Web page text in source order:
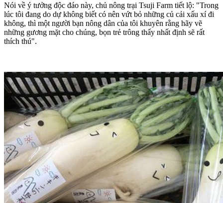
Nói về ý tưởng độc đáo này, chủ nông trại Tsuji Farm tiết lộ: "Trong
lúc tôi đang do dự không biết có nên vứt bỏ những củ cải xấu xí đi
không, thì một người bạn nông dân của tôi khuyên rằng hãy vẽ
những gương mặt cho chúng, bọn trẻ trông thấy nhất định sẽ rất
thích thú".